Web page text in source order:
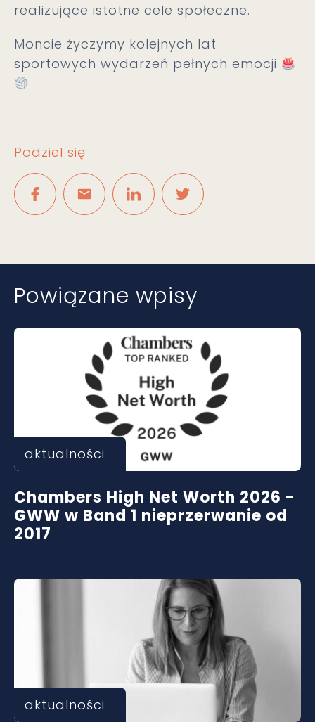
realizujące istotne cele społeczne.
Moncie życzymy kolejnych lat
sportowych wydarzeń pełnych emocji
Podziel się
Powiązane wpisy
aktualności
Chambers High Net Worth 2026 -
GWW w Band 1 nieprzerwanie od
2017
aktualności